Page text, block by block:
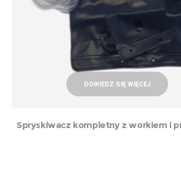
DOWIEDZ SIĘ WIĘCEJ
Spryskiwacz kompletny z workiem i